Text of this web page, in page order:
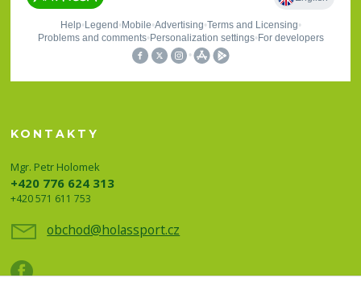
KONTAKTY
Mgr. Petr Holomek
+420 776 624 313
+420 571 611 753
obchod@holassport.cz